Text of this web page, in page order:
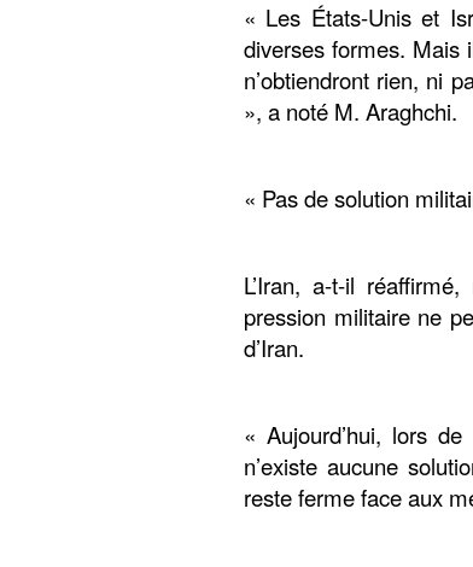
« Les États-Unis et
diverses formes. Mais
n’obtiendront rien, ni
», a noté M. Araghchi.
« Pas de solution
L’Iran, a-t-il
pression militaire ne
d’Iran.
« Aujourd’hui, lors
n’existe aucune
reste ferme face aux